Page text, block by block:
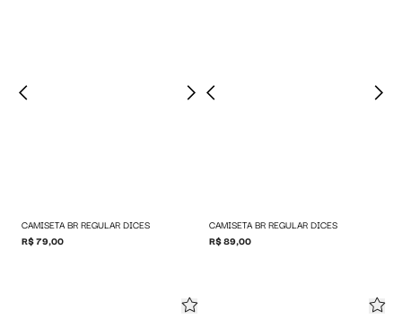
CAMISETA BR REGULAR DICES
R$ 79,00
CAMISETA BR REGULAR DICES
R$ 89,00